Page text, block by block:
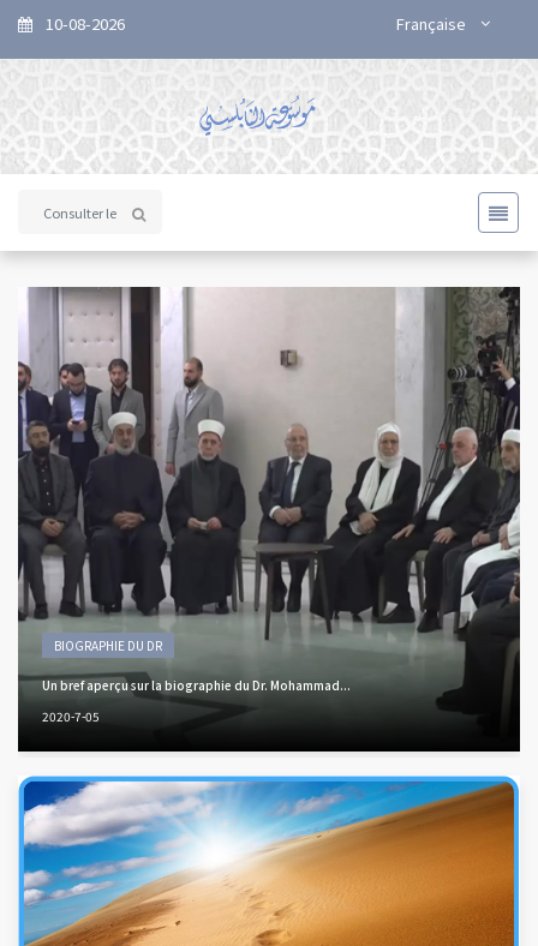
10-08-2026 Française
BIOGRAPHIE DU DR
Un bref aperçu sur la biographie du Dr. Mohammad...
2020-7-05